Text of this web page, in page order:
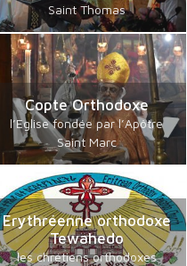
Saint Thomas
Copte Orthodoxe
l’Eglise fondée par l’Apôtre
Saint Marc
Erythréenne orthodoxe
Tewahedo
les chrétiens orthodoxes